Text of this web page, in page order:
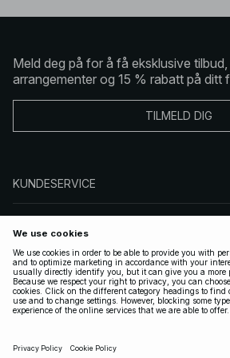
Meld deg på for å få eksklusive tilbud,
arrangementer og 15 % rabatt på ditt
TILMELD DIG
KUNDESERVICE
FØLG OSS
LOVLIG